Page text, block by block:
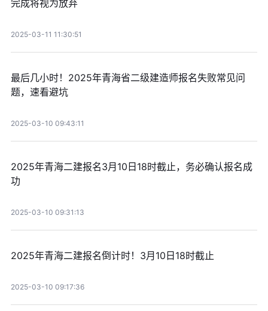
完成将视为放弃
2025-03-11 11:30:51
最后几小时！2025年青海省二级建造师报名失败常见问
题，速看避坑
2025-03-10 09:43:11
2025年青海二建报名3月10日18时截止，务必确认报名成
功
2025-03-10 09:31:13
2025年青海二建报名倒计时！3月10日18时截止
2025-03-10 09:17:36